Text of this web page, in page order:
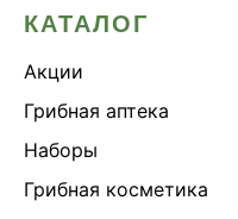
КАТАЛОГ
Акции
Грибная аптека
Наборы
Грибная косметика